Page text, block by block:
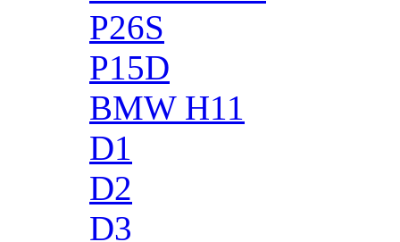
P26S
P15D
BMW H11
D1
D2
D3